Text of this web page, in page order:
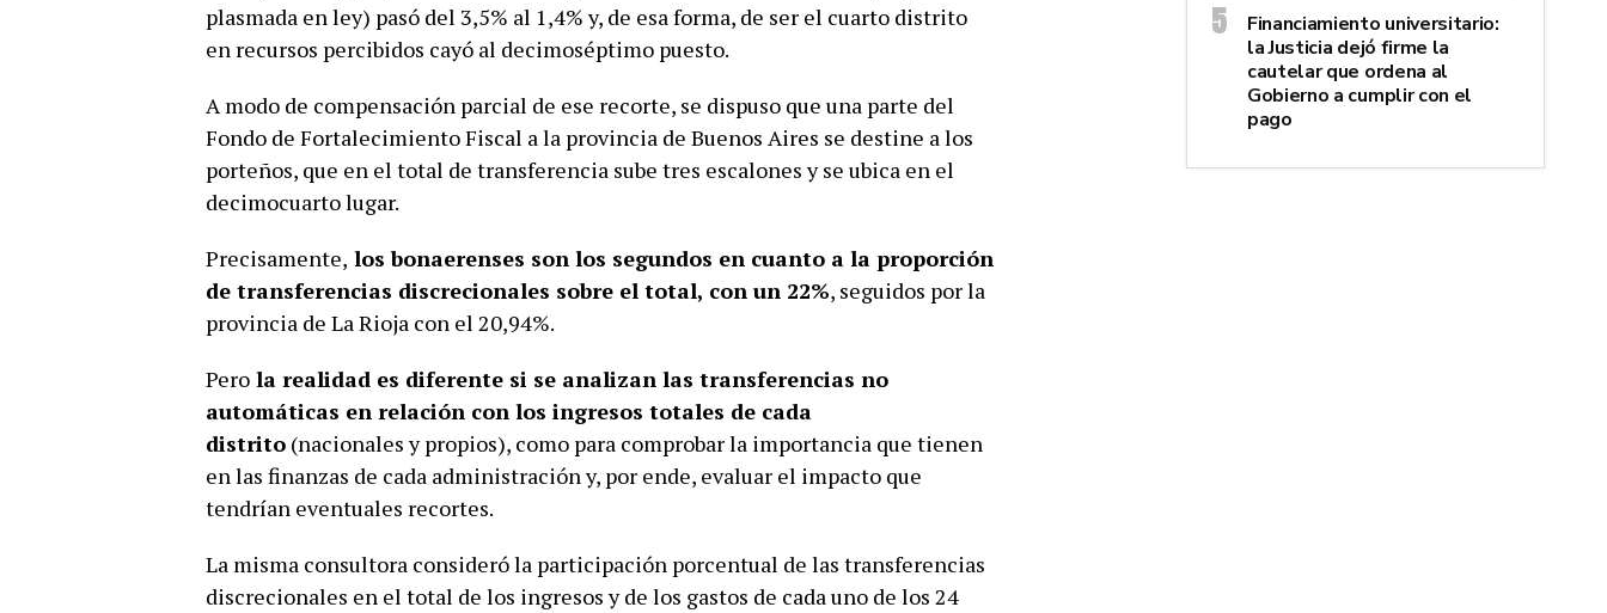
plasmada en ley) pasó del 3,5% al 1,4% y, de esa forma, de ser el cuarto distrito
en recursos percibidos cayó al decimoséptimo puesto.
A modo de compensación parcial de ese recorte, se dispuso que una parte del
Fondo de Fortalecimiento Fiscal a la provincia de Buenos Aires se destine a los
porteños, que en el total de transferencia sube tres escalones y se ubica en el
decimocuarto lugar.
Precisamente, los bonaerenses son los segundos en cuanto a la proporción
de transferencias discrecionales sobre el total, con un 22%, seguidos por la
provincia de La Rioja con el 20,94%.
Pero la realidad es diferente si se analizan las transferencias no
automáticas en relación con los ingresos totales de cada
distrito (nacionales y propios), como para comprobar la importancia que tienen
en las finanzas de cada administración y, por ende, evaluar el impacto que
tendrían eventuales recortes.
La misma consultora consideró la participación porcentual de las transferencias
discrecionales en el total de los ingresos y de los gastos de cada uno de los 24
Financiamiento universitario:
la Justicia dejó firme la
cautelar que ordena al
Gobierno a cumplir con el
pago